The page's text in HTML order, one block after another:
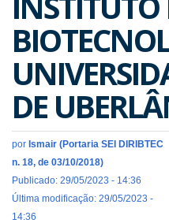
DE
por Ismair (Portaria SEI DIRIBTEC
n. 18, de 03/10/2018)
Publicado: 29/05/2023 - 14:36
Última modificação: 29/05/2023 -
14:36